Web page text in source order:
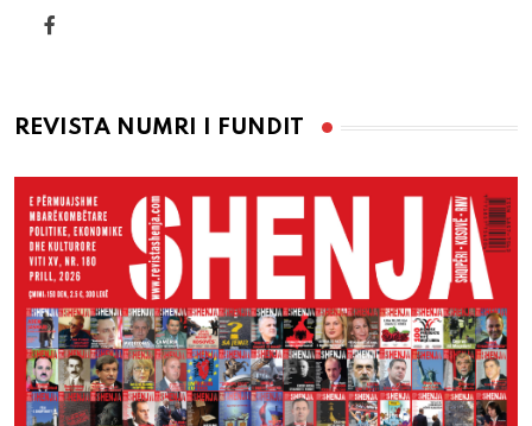
REVISTA NUMRI I FUNDIT